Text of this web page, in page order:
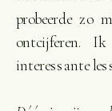
probeerde zo
ontcijferen.
interessante